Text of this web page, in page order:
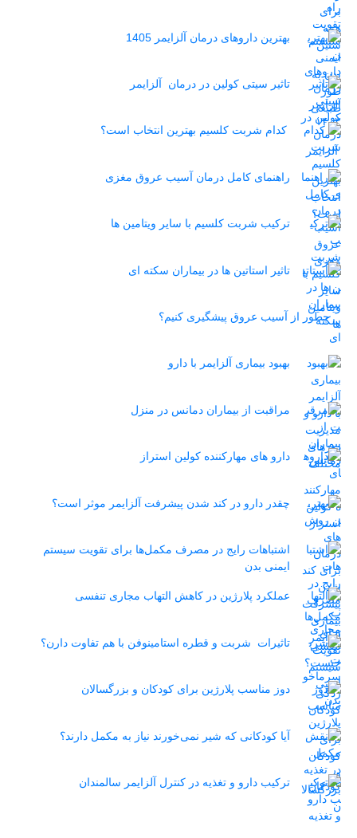
بهترین داروهای درمان آلزایمر 1405
تاثیر سیتی کولین در درمان آلزایمر
کدام شربت کلسیم بهترین انتخاب است؟
راهنمای کامل درمان آسیب عروق مغزی
ترکیب شربت کلسیم با سایر ویتامین ها
تاثیر استاتین‌ ها در بیماران سکته ای
چطور از آسیب عروق پیشگیری کنیم؟
بهبود بیماری آلزایمر با دارو
مراقبت از بیماران دمانس در منزل
دارو های مهارکننده کولین استراز
چقدر دارو در کند شدن پیشرفت آلزایمر موثر است؟
اشتباهات رایج در مصرف مکمل‌ها برای تقویت سیستم
ایمنی بدن
عملکرد پلارژین در کاهش التهاب مجاری تنفسی
تاثیرات شربت و قطره استامینوفن با هم تفاوت دارن؟
دوز مناسب پلارژین برای کودکان و بزرگسالان
آیا کودکانی که شیر نمی‌خورند نیاز به مکمل دارند؟
ترکیب دارو و تغذیه در کنترل آلزایمر سالمندان